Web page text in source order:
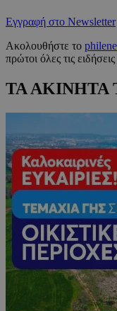
Εγγραφή στο Newsletter
Ακολουθήστε το
πρώτοι όλες τις
ΤΑ